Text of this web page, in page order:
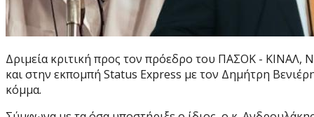
Δριμεία κριτική προς τον πρόεδρο του ΠΑΣΟΚ - ΚΙΝΑΛ,
και στην εκπομπή Status Express με τον Δημήτρη
κόμμα.